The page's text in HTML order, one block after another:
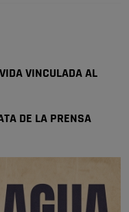
de la …
VINCULADA AL
DE LA PRENSA